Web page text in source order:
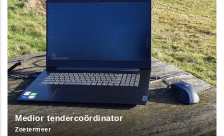
Medior tendercoördinator
Zoetermeer